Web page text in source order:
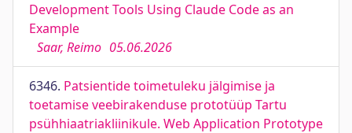
Development Tools Using Claude Code as an
Example
Saar, Reimo 05.06.2026
6346. Patsientide toimetuleku jälgimise ja
toetamise veebirakenduse prototüüp Tartu
psühhiaatriakliinikule. Web Application Prototype